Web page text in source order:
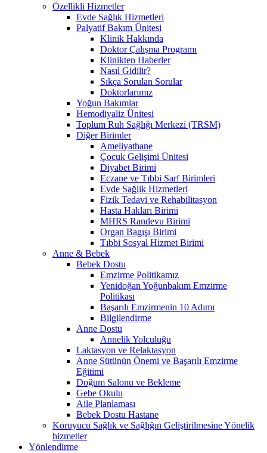
Özellikli Hizmetler
Evde Sağlık Hizmetleri
Palyatif Bakım Ünitesi
Klinik Hakkında
Doktor Çalışma Programı
Klinikten Haberler
Nasıl Gidilir?
Sıkça Sorulan Sorular
Doktorlarımız
Yoğun Bakımlar
Hemodiyaliz Ünitesi
Toplum Ruh Sağlığı Merkezi (TRSM)
Diğer Birimler
Ameliyathane
Çocuk Gelişimi Ünitesi
Diyabet Birimi
Eczane ve Tıbbi Sarf Birimleri
Evde Sağlik Hizmetleri
Fizik Tedavi ve Rehabilitasyon
Hasta Hakları Birimi
MHRS Randevu Birimi
Organ Bagışı Birimi
Tıbbi Sosyal Hizmet Birimi
Anne & Bebek
Bebek Dostu
Emzirme Politikamız
Yenidoğan Yoğunbakım Emzirme
Politikası
Başarılı Emzirmenin 10 Adımı
Bilgilendirme
Anne Dostu
Annelik Yolculuğu
Laktasyon ve Relaktasyon
Anne Sütünün Önemi ve Başarılı Emzirme
Eğitimi
Doğum Salonu ve Bekleme
Gebe Okulu
Aile Planlaması
Bebek Dostu Hastane
Koruyucu Sağlık ve Sağlığın Geliştirilmesine Yönelik
hizmetler
Yönlendirme